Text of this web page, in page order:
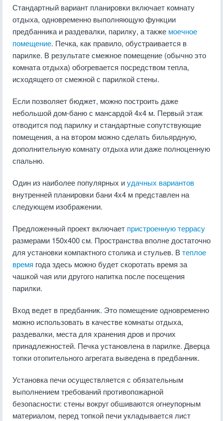
Стандартный вариант планировки включает комнату
отдыха, одновременно выполняющую функции
предбанника и раздевалки, парилку, а также моечное
помещение. Печка, как правило, обустраивается в
парилке. В результате смежное помещение (обычно это
комната отдыха) обогревается посредством тепла,
исходящего от смежной с парилкой стены.
Если позволяет бюджет, можно построить даже
небольшой дом-баню с мансардой 4х4 м. Первый этаж
отводится под парилку и стандартные сопутствующие
помещения, а на втором можно сделать бильярдную,
дополнительную комнату отдыха или даже полноценную
спальню.
Один из наиболее популярных иудачных вариантов
внутренней планировки бани 4х4 м представлен на
следующем изображении.
Предложенный проект включает пристроенную террасу
размерами 150х400 см. Пространства вполне достаточно
для установки компактного столика и стульев. Втеплое
время года здесь можно будет скоротать время за
чашкой чая или другого напитка после посещения
парилки.
Вход ведет в предбанник. Это помещение одновременно
можно использовать в качестве комнаты отдыха,
раздевалки, места для хранения дров и прочих
принадлежностей. Печка установлена в парилке. Дверца
топки отопительного агрегата выведена в предбанник.
Установка печи осуществляется с обязательным
выполнением требований противопожарной
безопасности: стены вокруг обшиваются огнеупорным
материалом, перед топкой печи укладывается лист